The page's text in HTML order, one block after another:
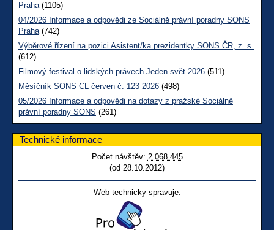
Praha(1105)
04/2026 Informace a odpovědi ze Sociálně právní poradny SONS
Praha(742)
Výběrové řízení na pozici Asistent/ka prezidentky SONS ČR, z. s.
(612)
Filmový festival o lidských právech Jeden svět 2026 (511)
Měsíčník SONS CL červen č. 123 2026 (498)
05/2026 Informace a odpovědi na dotazy z pražské Sociálně
právní poradny SONS (261)
Technické informace
Počet návštěv: 2 068 445
(od 28.10.2012)
Web technicky spravuje: